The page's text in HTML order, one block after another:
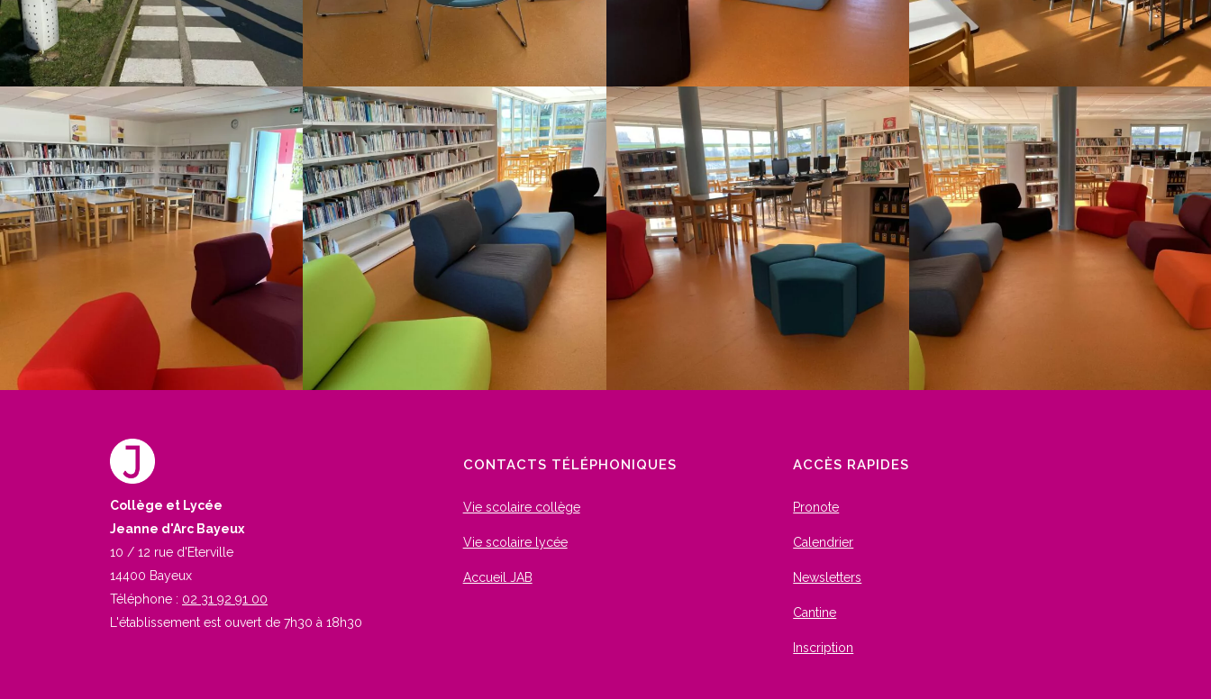
Collège et Lycée
Jeanne d'Arc Bayeux
10 / 12 rue d'Eterville
14400 Bayeux
Téléphone : 02 31 92 91 00
L'établissement est ouvert de 7h30 à 18h30
CONTACTS TÉLÉPHONIQUES
Vie scolaire collège
Vie scolaire lycée
Accueil JAB
ACCÈS RAPIDES
Pronote
Calendrier
Newsletters
Cantine
Inscription